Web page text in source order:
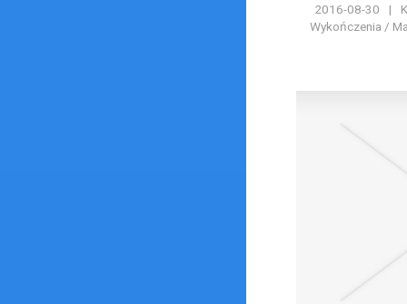
2016-08-30 |
Wykończenia /